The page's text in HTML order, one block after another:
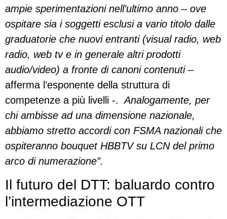
ampie sperimentazioni nell’ultimo anno – ove
ospitare sia i soggetti esclusi a vario titolo dalle
graduatorie che nuovi entranti (visual radio, web
radio, web tv e in generale altri prodotti
audio/video) a fronte di canoni contenuti –
afferma l’esponente della struttura di
competenze a più livelli -. Analogamente, per
chi ambisse ad una dimensione nazionale,
abbiamo stretto accordi con FSMA nazionali che
ospiteranno bouquet HBBTV su LCN del primo
arco di numerazione”.
Il futuro del DTT: baluardo contro
l’intermediazione OTT